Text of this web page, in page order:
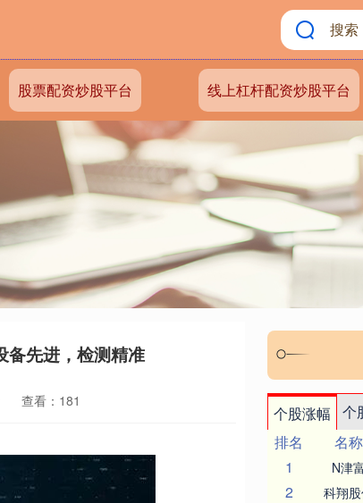
股票配资炒股平台 线上杠杆配资炒股平台
备先进，检测精准
查看：181
个股涨幅 个
排名
名称
1
N津
2 科翔